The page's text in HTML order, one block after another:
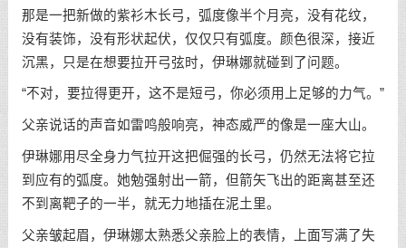
那是一把新做的紫衫木长弓，弧度像半个月亮，没有花纹，
没有装饰，没有形状起伏，仅仅只有弧度。颜色很深，接近
沉黑，只是在想要拉开弓弦时，伊琳娜就碰到了问题。
“不对，要拉得更开，这不是短弓，你必须用上足够的力气。”
父亲说话的声音如雷鸣般响亮，神态威严的像是一座大山。
伊琳娜用尽全身力气拉开这把倔强的长弓，仍然无法将它拉
到应有的弧度。她勉强射出一箭，但箭矢飞出的距离甚至还
不到离靶子的一半，就无力地插在泥土里。
父亲皱起眉，伊琳娜太熟悉父亲脸上的表情，上面写满了失